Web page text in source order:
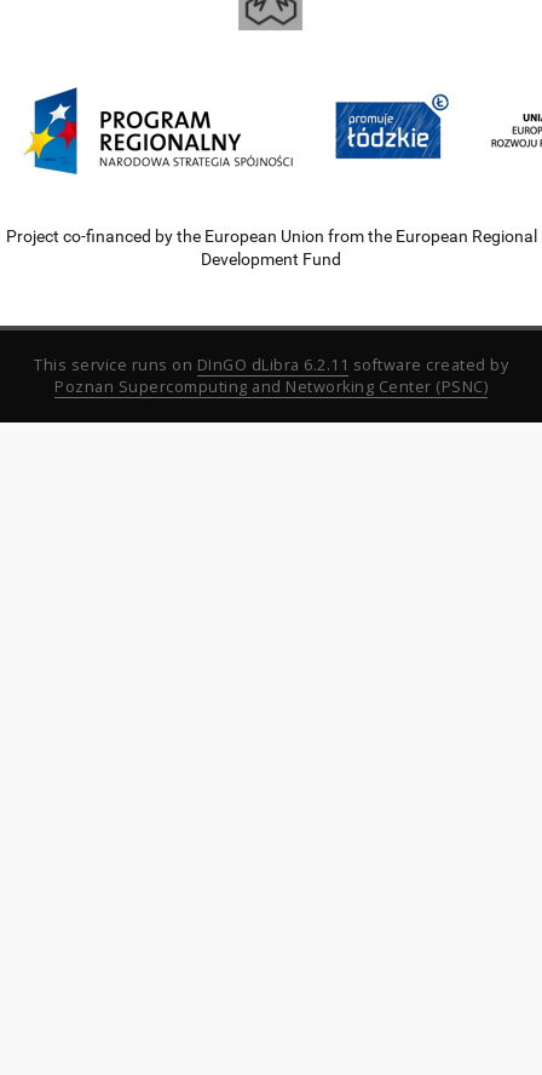
Project co-financed by the European Union from the European Regional
Development Fund
This service runs on DInGO dLibra 6.2.11 software created by
Poznan Supercomputing and Networking Center (PSNC)